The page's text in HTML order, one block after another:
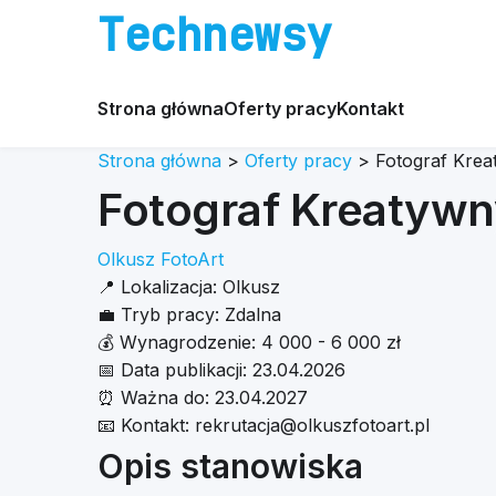
Technewsy
Strona głównaOferty pracyKontakt
Strona główna > Oferty pracy > Fotograf
Fotograf
Olkusz FotoArt
📍 Lokalizacja: Olkusz
💼 Tryb pracy: Zdalna
💰 Wynagrodzenie: 4 000 - 6 000 zł
📅 Data publikacji: 23.04.2026
⏰ Ważna do: 23.04.2027
📧 Kontakt: rekrutacja@olkuszfotoart.pl
Opis stanowiska